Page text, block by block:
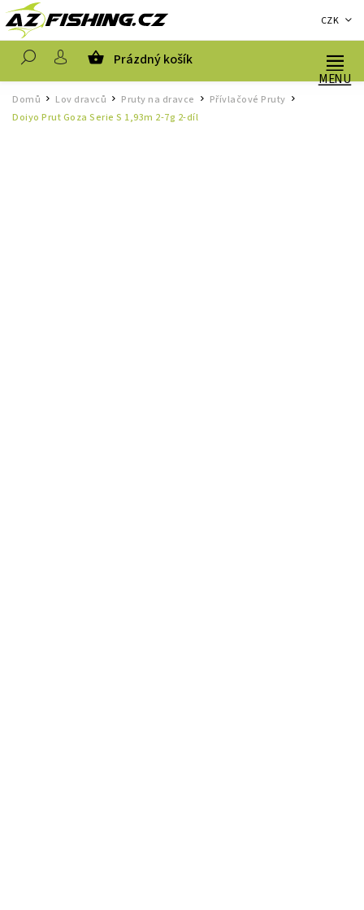
CZK
Prázdný košík
Domů / Lov dravců / Pruty na dravce Přívlačové Pruty
Doiyo Prut Goza Serie S 1,93m 2-7g 2-díl